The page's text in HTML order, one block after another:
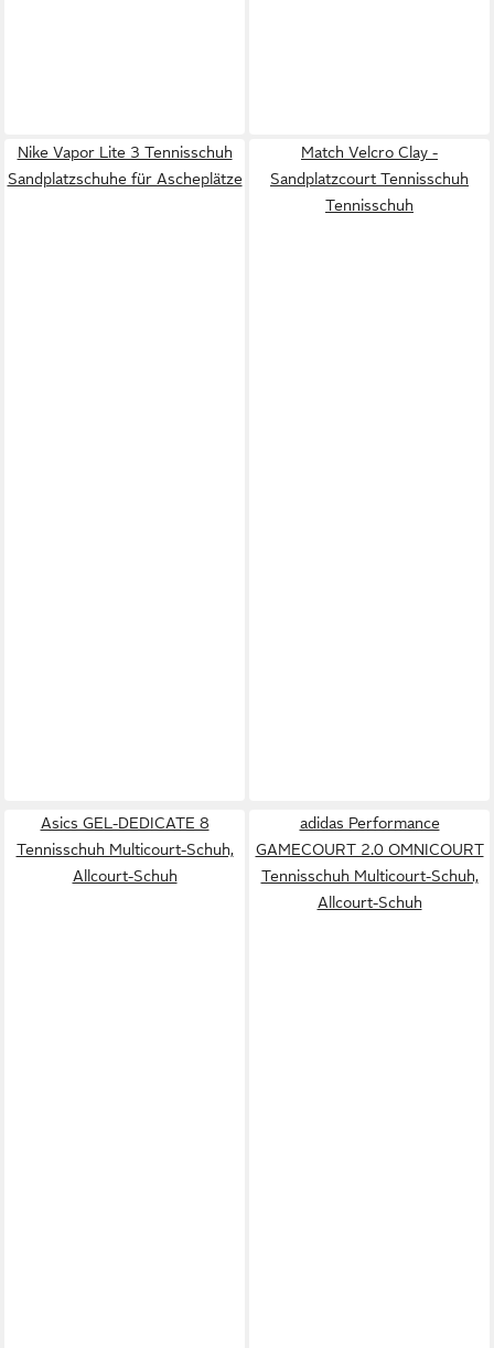
Nike Vapor Lite 3 Tennisschuh
Sandplatzschuhe für Ascheplätze
Match Velcro Clay -
Sandplatzcourt Tennisschuh
Tennisschuh
Asics GEL-DEDICATE 8
Tennisschuh Multicourt-Schuh,
Allcourt-Schuh
adidas Performance
GAMECOURT 2.0 OMNICOURT
Tennisschuh Multicourt-Schuh,
Allcourt-Schuh